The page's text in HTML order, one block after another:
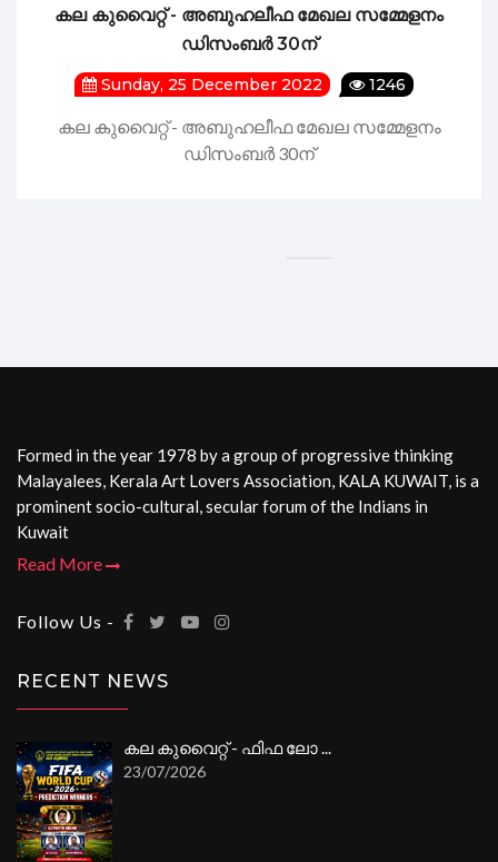
കല കുവൈറ്റ് - അബുഹലീഫ മേഖല സമ്മേളനം
ഡിസംബർ 30ന്
Sunday, 25 December 2022 1246
കല കുവൈറ്റ് - അബുഹലീഫ മേഖല സമ്മേളനം
ഡിസംബർ 30ന്
Formed in the year 1978 by a group of progressive thinking
Malayalees, Kerala Art Lovers Association, KALA KUWAIT, is a
prominent socio-cultural, secular forum of the Indians in
Kuwait
Read More
Follow Us -
RECENT NEWS
കല കുവൈറ്റ് - ഫിഫ ലോ ...
23/07/2026